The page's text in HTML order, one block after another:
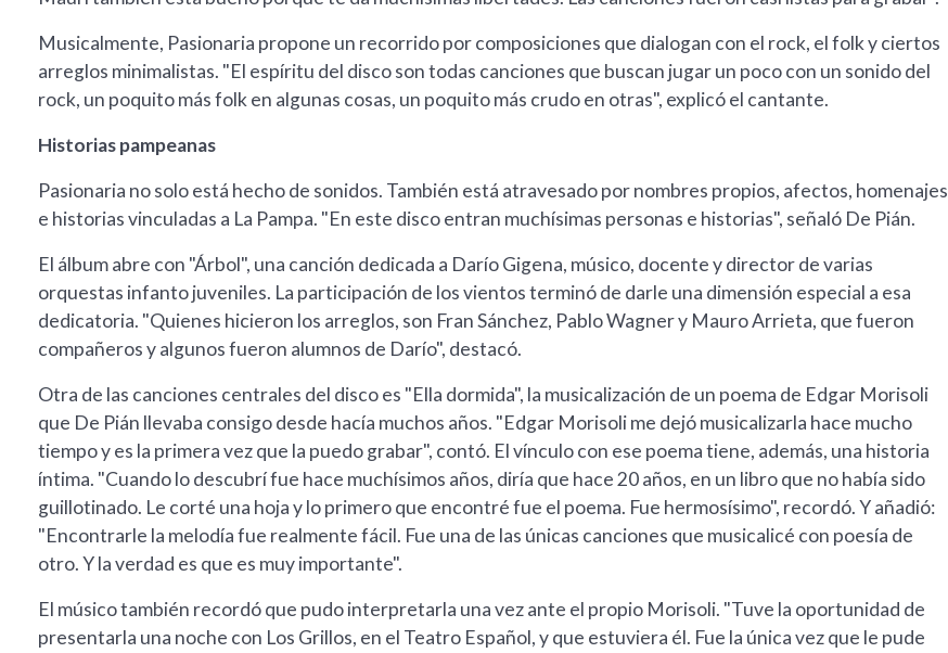
Musicalmente, Pasionaria propone un recorrido por composiciones que dialogan con el rock, el folk y ciertos
arreglos minimalistas. "El espíritu del disco son todas canciones que buscan jugar un poco con un sonido del
rock, un poquito más folk en algunas cosas, un poquito más crudo en otras", explicó el cantante.
Historias pampeanas
Pasionaria no solo está hecho de sonidos. También está atravesado por nombres propios, afectos, homenajes
e historias vinculadas a La Pampa. "En este disco entran muchísimas personas e historias", señaló De Pián.
El álbum abre con "Árbol", una canción dedicada a Darío Gigena, músico, docente y director de varias
orquestas infanto juveniles. La participación de los vientos terminó de darle una dimensión especial a esa
dedicatoria. "Quienes hicieron los arreglos, son Fran Sánchez, Pablo Wagner y Mauro Arrieta, que fueron
compañeros y algunos fueron alumnos de Darío", destacó.
Otra de las canciones centrales del disco es "Ella dormida", la musicalización de un poema de Edgar Morisoli
que De Pián llevaba consigo desde hacía muchos años. "Edgar Morisoli me dejó musicalizarla hace mucho
tiempo y es la primera vez que la puedo grabar", contó. El vínculo con ese poema tiene, además, una historia
íntima. "Cuando lo descubrí fue hace muchísimos años, diría que hace 20 años, en un libro que no había sido
guillotinado. Le corté una hoja y lo primero que encontré fue el poema. Fue hermosísimo", recordó. Y añadió:
"Encontrarle la melodía fue realmente fácil. Fue una de las únicas canciones que musicalicé con poesía de
otro. Y la verdad es que es muy importante".
El músico también recordó que pudo interpretarla una vez ante el propio Morisoli. "Tuve la oportunidad de
presentarla una noche con Los Grillos, en el Teatro Español, y que estuviera él. Fue la única vez que le pude